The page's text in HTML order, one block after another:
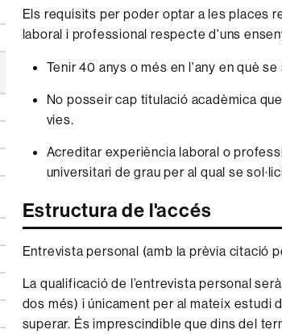
Els requisits per poder optar a les places
laboral i professional respecte d'uns
Tenir 40 anys o més en l'any en què
No posseir cap titulació acadèmica
vies.
Acreditar experiència laboral o
universitari de grau per al qual se
Estructura de l'accés
Entrevista personal (amb la prèvia citació
La qualificació de l’entrevista personal
dos més) i únicament per al mateix estudi
superar. És imprescindible que dins del